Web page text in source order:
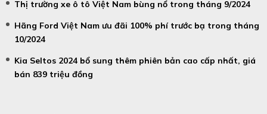
Thị trường xe ô tô Việt Nam bùng nổ trong tháng 9/2024
Hãng Ford Việt Nam ưu đãi 100% phí trước bạ trong tháng
10/2024
Kia Seltos 2024 bổ sung thêm phiên bản cao cấp nhất, giá
bán 839 triệu đồng